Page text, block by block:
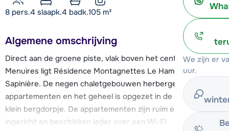
We zijn er
uur.
8 pers.4 slaapk.4 badk.105 m²
Algemene omschrijving
Direct aan de groene piste, vlak boven het centrum van Les
Menuires ligt Résidence Montagnettes Le Hameau de la
Sapinière. De negen chaletgebouwen herbergen in totaal 59
appartementen en het geheel is opgezet in de stijl van een
klein bergdorpje. De appartementen zijn ruim en comfortabel
ingericht en beschikken ieder over een Wi-Fi